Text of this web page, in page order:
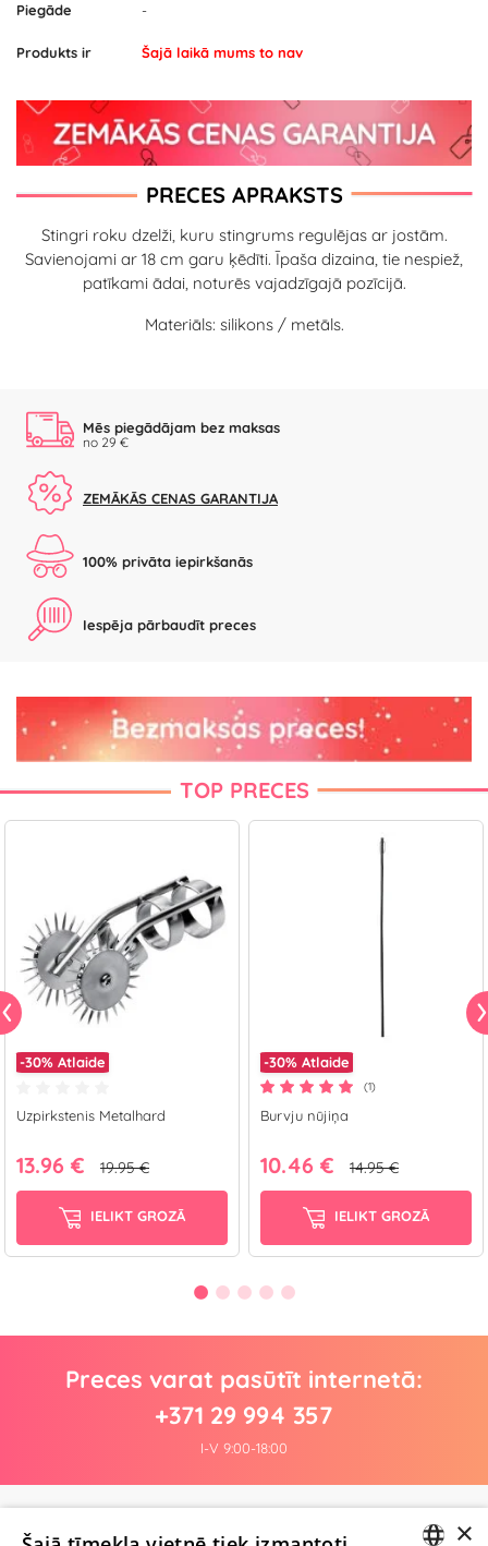
Piegāde -
Produkts ir Šajā laikā mums to nav
PRECES APRAKSTS
Stingri roku dzelži, kuru stingrums regulējas ar jostām.
Savienojami ar 18 cm garu ķēdīti. Īpaša dizaina, tie nespiež,
patīkami ādai, noturēs vajadzīgajā pozīcijā.
Materiāls: silikons / metāls.
Mēs piegādājam bez maksas
no 29 €
ZEMĀKĀS CENAS GARANTIJA
100% privāta iepirkšanās
Iespēja pārbaudīt preces
TOP PRECES
-30% Atlaide
Uzpirkstenis Metalhard
13.96 € 19.95 €
IELIKT GROZĀ
-30% Atlaide
(1)
Burvju nūjiņa
10.46 € 14.95 €
IELIKT GROZĀ
Preces varat pasūtīt internetā:
+371 29 994 357
I-V 9:00-18:00
×